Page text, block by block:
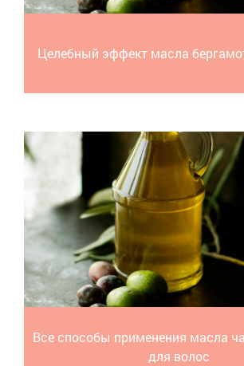
Целебный эффект масла
Все способы применения масла
для волос
Используя масло чайного дерева для
основе продолжительным курсом,
подлинного оздоровления волос,